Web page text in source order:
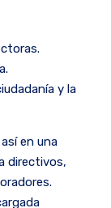
y la
en una
directivos,